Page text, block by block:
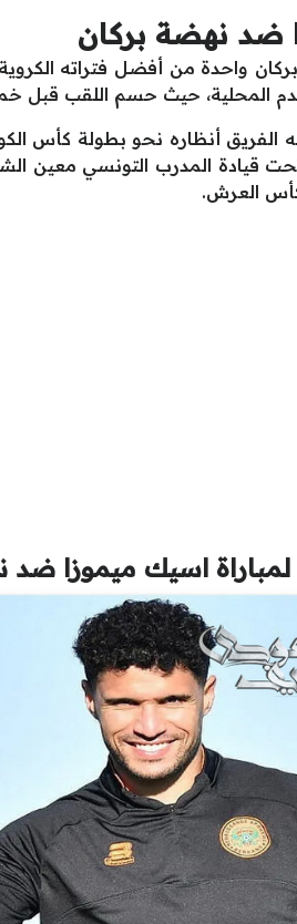
ضد نهضة بركان
واحدة من أفضل فتراته
المحلية، حيث حسم اللقب قبل
الفريق أنظاره نحو بطولة كأس
قيادة المدرب التونسي معين
العرش.
لمباراة اسيك ميموزا